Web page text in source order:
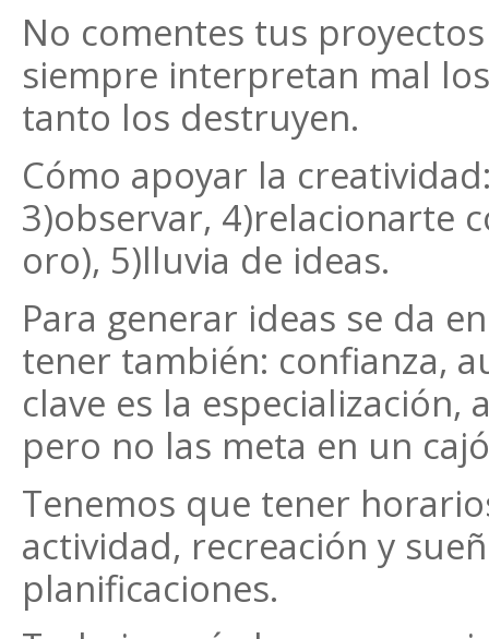
No comentes tus
siempre interpretan mal
tanto los destruyen.
Cómo apoyar la
3)observar, 4)relacionarte
oro), 5)lluvia de ideas.
Para generar ideas se da
tener también: confianza,
clave es la
pero no las meta en un
Tenemos que tener
actividad, recreación y
planificaciones.